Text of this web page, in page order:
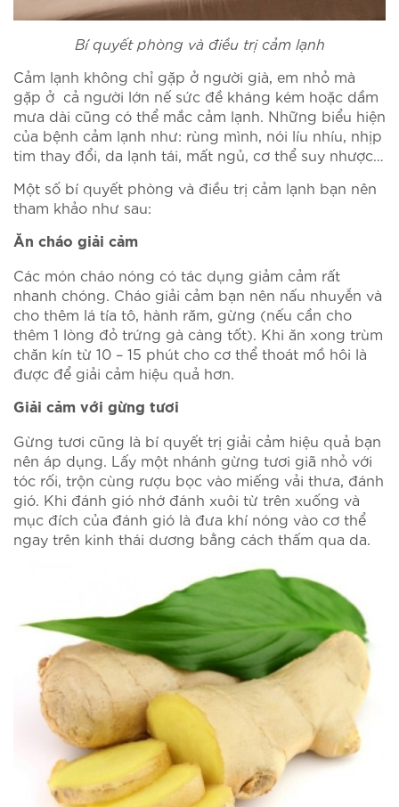
Bí quyết phòng và điều trị cảm lạnh
Cảm lạnh không chỉ gặp ở người già, em nhỏ mà
gặp ở cả người lớn nế sức đề kháng kém hoặc dầm
mưa dài cũng có thể mắc cảm lạnh. Những biểu hiện
của bệnh cảm lạnh như: rùng mình, nói líu nhíu, nhịp
tim thay đổi, da lạnh tái, mất ngủ, cơ thể suy nhược…
Một số bí quyết phòng và điều trị cảm lạnh bạn nên
tham khảo như sau:
Ăn cháo giải cảm
Các món cháo nóng có tác dụng giảm cảm rất
nhanh chóng. Cháo giải cảm bạn nên nấu nhuyễn và
cho thêm lá tía tô, hành răm, gừng (nếu cần cho
thêm 1 lòng đỏ trứng gà càng tốt). Khi ăn xong trùm
chăn kín từ 10 – 15 phút cho cơ thể thoát mồ hôi là
được để giải cảm hiệu quả hơn.
Giải cảm với gừng tươi
Gừng tươi cũng là bí quyết trị giải cảm hiệu quả bạn
nên áp dụng. Lấy một nhánh gừng tươi giã nhỏ với
tóc rối, trộn cùng rượu bọc vào miếng vải thưa, đánh
gió. Khi đánh gió nhớ đánh xuôi từ trên xuống và
mục đích của đánh gió là đưa khí nóng vào cơ thể
ngay trên kinh thái dương bằng cách thấm qua da.